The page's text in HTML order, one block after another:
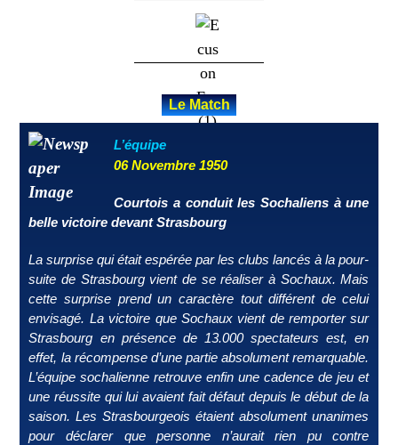
Le Match
L’équipe
06 Novembre 1950
Courtois a conduit les Sochaliens à une
belle victoire devant Strasbourg
La surprise qui était espérée par les clubs lancés à la pour-
suite de Strasbourg vient de se réaliser à Sochaux. Mais
cette surprise prend un caractère tout différent de celui
envisagé. La victoire que Sochaux vient de remporter sur
Strasbourg en présence de 13.000 spectateurs est, en
effet, la récompense d’une partie absolument remarquable.
L’équipe sochalienne retrouve enfin une cadence de jeu et
une réussite qui lui avaient fait défaut depuis le début de la
saison. Les Strasbourgeois étaient absolument unanimes
pour déclarer que personne n’aurait rien pu contre